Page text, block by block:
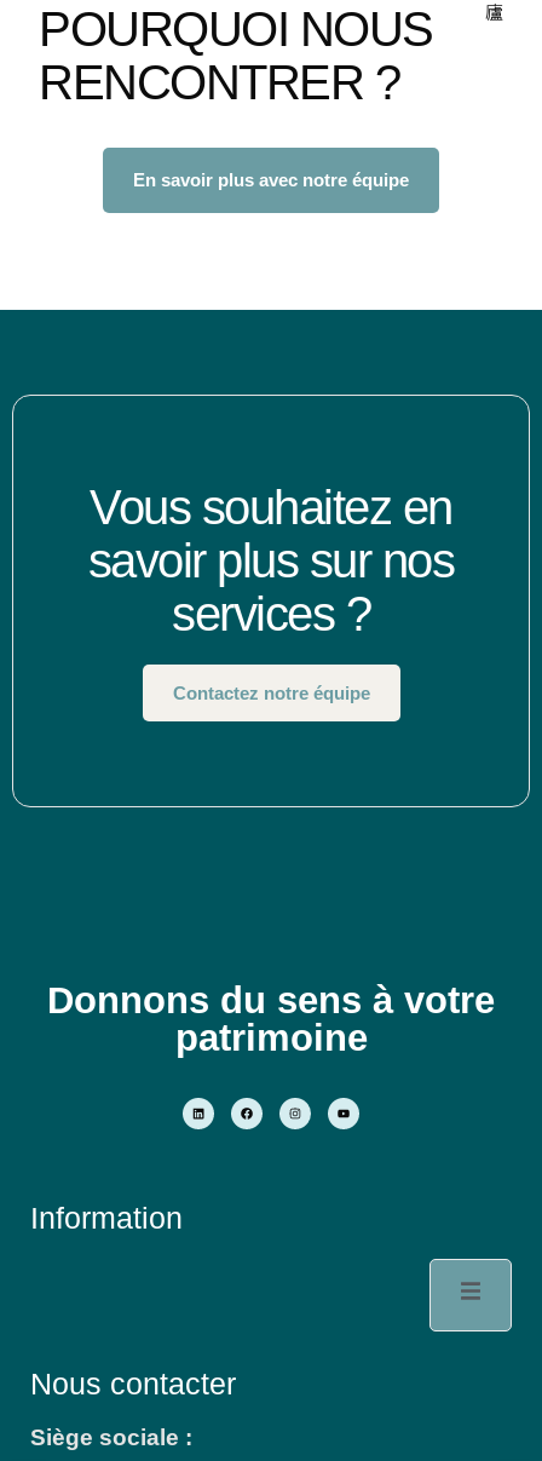
POURQUOI NOUS
RENCONTRER ?
En savoir plus avec notre équipe
Vous souhaitez en
savoir plus sur nos
services ?
Contactez notre équipe
Donnons du sens à votre
patrimoine
Information
Nous contacter
Siège sociale :